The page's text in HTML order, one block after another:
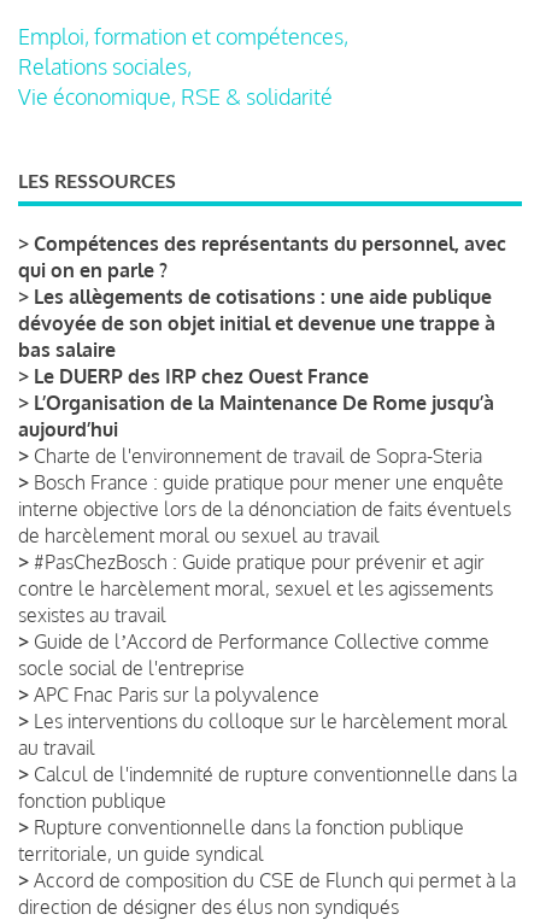
Emploi, formation et compétences,
Relations sociales,
Vie économique, RSE & solidarité
LES RESSOURCES
> Compétences des représentants du personnel, avec
qui on en parle ?
> Les allègements de cotisations : une aide publique
dévoyée de son objet initial et devenue une trappe à
bas salaire
> Le DUERP des IRP chez Ouest France
> L’Organisation de la Maintenance De Rome jusqu’à
aujourd’hui
> Charte de l'environnement de travail de Sopra-Steria
> Bosch France : guide pratique pour mener une enquête
interne objective lors de la dénonciation de faits éventuels
de harcèlement moral ou sexuel au travail
> #PasChezBosch : Guide pratique pour prévenir et agir
contre le harcèlement moral, sexuel et les agissements
sexistes au travail
> Guide de lʼAccord de Performance Collective comme
socle social de l'entreprise
> APC Fnac Paris sur la polyvalence
> Les interventions du colloque sur le harcèlement moral
au travail
> Calcul de l'indemnité de rupture conventionnelle dans la
fonction publique
> Rupture conventionnelle dans la fonction publique
territoriale, un guide syndical
> Accord de composition du CSE de Flunch qui permet à la
direction de désigner des élus non syndiqués